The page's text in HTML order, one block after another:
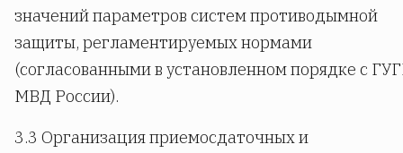
значений параметров систем противодымной
защиты, регламентируемых нормами
(согласованными в установленном порядке с
МВД России).
3.3 Организация приемосдаточных и